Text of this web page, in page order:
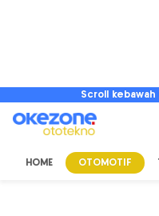
Scroll
HOME OTOMOTIF